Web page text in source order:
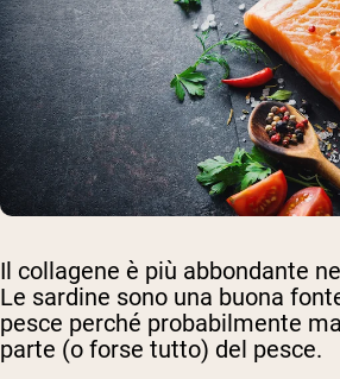
Il collagene è più abbondante
Le sardine sono una buona
pesce perché probabilmente
parte (o forse tutto) del pesce.